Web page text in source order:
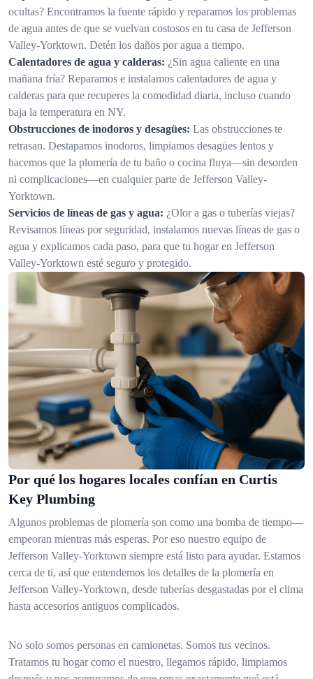
ocultas? Encontramos la fuente rápido y reparamos los problemas
de agua antes de que se vuelvan costosos en tu casa de Jefferson
Valley-Yorktown. Detén los daños por agua a tiempo.
Calentadores de agua y calderas: ¿Sin agua caliente en una
mañana fría? Reparamos e instalamos calentadores de agua y
calderas para que recuperes la comodidad diaria, incluso cuando
baja la temperatura en NY.
Obstrucciones de inodoros y desagües: Las obstrucciones te
retrasan. Destapamos inodoros, limpiamos desagües lentos y
hacemos que la plomería de tu baño o cocina fluya—sin desorden
ni complicaciones—en cualquier parte de Jefferson Valley-
Yorktown.
Servicios de líneas de gas y agua: ¿Olor a gas o tuberías viejas?
Revisamos líneas por seguridad, instalamos nuevas líneas de gas o
agua y explicamos cada paso, para que tu hogar en Jefferson
Valley-Yorktown esté seguro y protegido.
Por qué los hogares locales confían en Curtis
Key Plumbing
Algunos problemas de plomería son como una bomba de tiempo—
empeoran mientras más esperas. Por eso nuestro equipo de
Jefferson Valley-Yorktown siempre está listo para ayudar. Estamos
cerca de ti, así que entendemos los detalles de la plomería en
Jefferson Valley-Yorktown, desde tuberías desgastadas por el clima
hasta accesorios antiguos complicados.
No solo somos personas en camionetas. Somos tus vecinos.
Tratamos tu hogar como el nuestro, llegamos rápido, limpiamos